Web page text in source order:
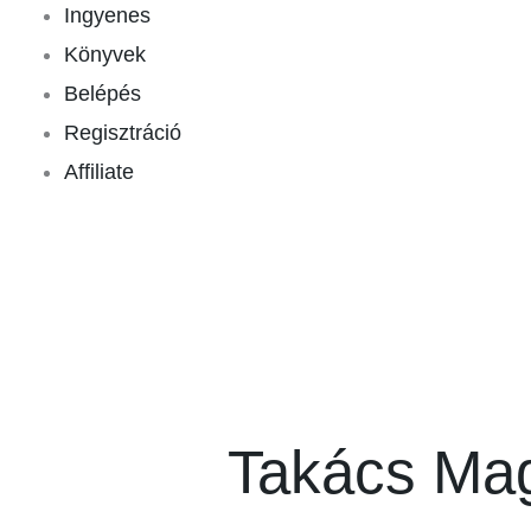
Ingyenes
Könyvek
Belépés
Regisztráció
Affiliate
Takács